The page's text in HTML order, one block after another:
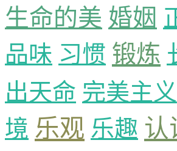
生命的美 婚姻
品味 习惯 锻炼
出天命 完美主义
境 乐观 乐趣 认